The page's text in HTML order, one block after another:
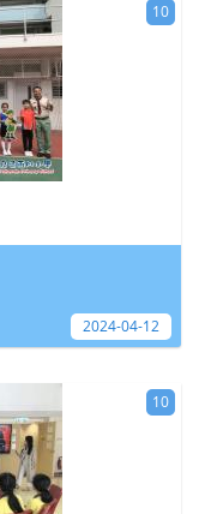
10
2024-04-12
10